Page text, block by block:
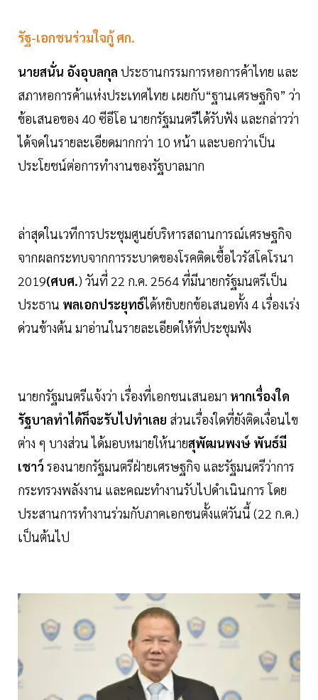
รัฐ-เอกชนร่วมใจกู้ ศก.
นายสนั่น อังอุบลกุล ประธานกรรมการหอการค้าไทย และ
สภาหอการค้าแห่งประเทศไทย เผยกับ“ฐานเศรษฐกิจ” ว่า
ข้อเสนอของ 40 ซีอีโอ นายกรัฐมนตรีได้รับฟัง และกล่าวว่า
ได้จดในรายละเอียดมากกว่า 10 หน้า และบอกว่าเป็น
ประโยชน์ต่อการทำงานของรัฐบาลมาก
ล่าสุดในเวทีการประชุมศูนย์บริหารสถานการณ์เศรษฐกิจ
จากผลกระทบจากการระบาดของโรคติดเชื้อไวรัสโคโรนา
2019(ศบศ.) วันที่ 22 ก.ค. 2564 ที่มีนายกรัฐมนตรีเป็น
ประธาน พลเอกประยุทธ์ได้หยิบยกข้อเสนอทั้ง 4 เรื่องเร่ง
ด่วนข้างต้น มาอ่านในรายละเอียดให้ที่ประชุมฟัง
นายกรัฐมนตรีแจ้งว่า เรื่องที่เอกชนเสนอมา หากเรื่องใด
รัฐบาลทำได้ก็จะรับไปทำเลย ส่วนเรื่องใดที่ยังติดเงื่อนไข
ต่าง ๆ บางส่วน ได้มอบหมายให้นายสุพัฒนพงษ์ พันธ์มี
เชาว์ รองนายกรัฐมนตรีฝ่ายเศรษฐกิจ และรัฐมนตรีว่าการ
กระทรวงพลังงาน และคณะทำงานรับไปดำเนินการ โดย
ประสานการทำงานร่วมกับภาคเอกชนตั้งแต่วันนี้ (22 ก.ค.)
เป็นต้นไป